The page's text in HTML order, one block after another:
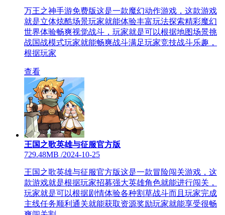
万王之神手游免费版这是一款魔幻动作游戏，这款游戏
就是立体炫酷场景玩家就能体验丰富玩法探索精彩魔幻
世界体验畅爽视觉战斗，玩家就是可以根据地图场景挑
战国战模式玩家就能畅爽战斗满足玩家竞技战斗乐趣，
根据玩家
查看
王国之歌英雄与征服官方版
729.48MB /2024-10-25
王国之歌英雄与征服官方版这是一款冒险闯关游戏，这
款游戏就是根据玩家招募强大英雄角色就能进行闯关，
玩家就是可以根据剧情体验各种割草战斗而且玩家完成
主线任务顺利通关就能获取资源奖励玩家就能享受很畅